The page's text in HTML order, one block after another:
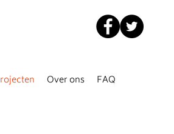
Over ons FAQ